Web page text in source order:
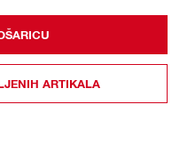
ARTIKALA